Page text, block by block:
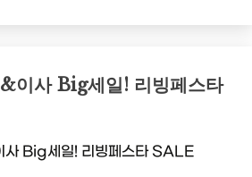
이사 Big세일! 리빙페스타